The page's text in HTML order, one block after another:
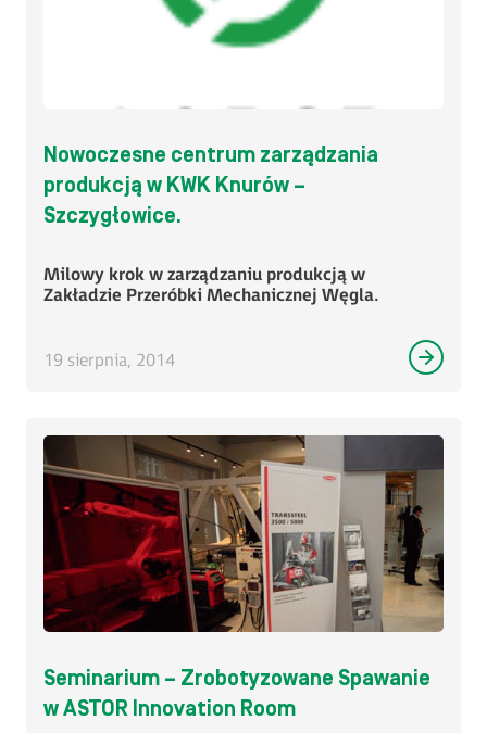
Nowoczesne centrum zarządzania
produkcją w KWK Knurów –
Szczygłowice.
Milowy krok w zarządzaniu produkcją w
Zakładzie Przeróbki Mechanicznej Węgla.
19 sierpnia, 2014
Seminarium – Zrobotyzowane Spawanie
w ASTOR Innovation Room